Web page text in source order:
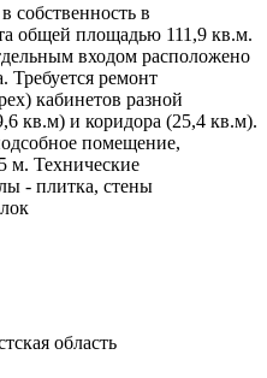
собственность в
общей площадью 111,9 кв.м.
входом расположено
Требуется ремонт
кабинетов разной
кв.м) и коридора (25,4 кв.м).
помещение,
м. Технические
- плитка, стены
область